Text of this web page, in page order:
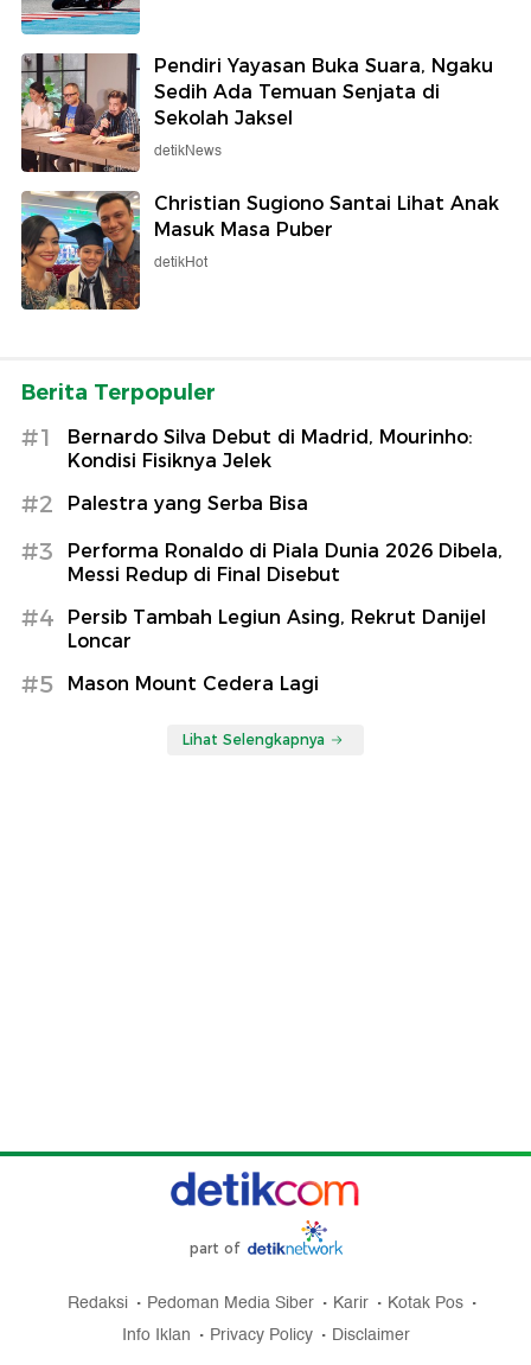
Pendiri Yayasan Buka Suara, Ngaku
Sedih Ada Temuan Senjata di
Sekolah Jaksel
detikNews
Christian Sugiono Santai Lihat Anak
Masuk Masa Puber
detikHot
Berita Terpopuler
#1
Bernardo Silva Debut di Madrid, Mourinho:
Kondisi Fisiknya Jelek
#2 Palestra yang Serba Bisa
#3
Performa Ronaldo di Piala Dunia 2026 Dibela,
Messi Redup di Final Disebut
#4
Persib Tambah Legiun Asing, Rekrut Danijel
Loncar
#5 Mason Mount Cedera Lagi
Lihat Selengkapnya
part of
Redaksi Pedoman Media Siber Karir
Kotak Pos
Info Iklan
Privacy Policy Disclaimer